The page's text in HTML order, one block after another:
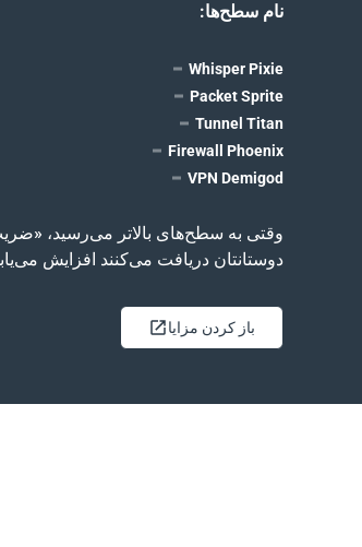
نام سطح‌ها:
Whisper Pixie
Packet Sprite
Tunnel Titan
Firewall Phoenix
VPN Demigod
وقتی به سطح‌های بالاتر می‌رسید،
دوستانتان دریافت می‌کنند افزایش
باز کردن مزایا